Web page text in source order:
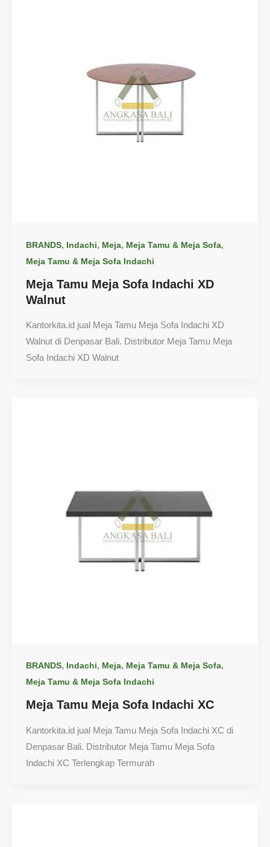
BRANDS, Indachi, Meja, Meja Tamu & Meja Sofa,
Meja Tamu & Meja Sofa Indachi
Meja Tamu Meja Sofa Indachi XD
Walnut
Kantorkita.id jual Meja Tamu Meja Sofa Indachi XD
Walnut di Denpasar Bali. Distributor Meja Tamu Meja
Sofa Indachi XD Walnut
BRANDS, Indachi, Meja, Meja Tamu & Meja Sofa,
Meja Tamu & Meja Sofa Indachi
Meja Tamu Meja Sofa Indachi XC
Kantorkita.id jual Meja Tamu Meja Sofa Indachi XC di
Denpasar Bali. Distributor Meja Tamu Meja Sofa
Indachi XC Terlengkap Termurah